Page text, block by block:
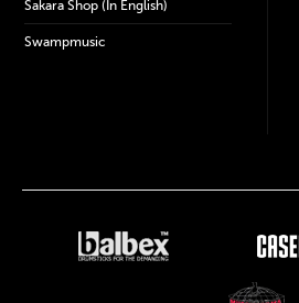
Sakara Shop (In English)
Swampmusic